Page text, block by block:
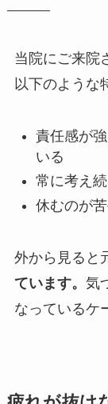
当院にご来院
以下のような
責任感が
いる
常に考え
休むのが
外から見ると
ています。 気
なっているケ